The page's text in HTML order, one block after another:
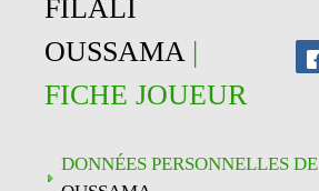
FILALI
OUSSAMA|
FICHE JOUEUR
DONNÉES PERSONNELLES DE